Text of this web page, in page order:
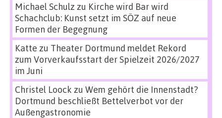
Michael Schulz zu Kirche wird Bar wird
Schachclub: Kunst setzt im SÖZ auf neue
Formen der Begegnung
Katte zu Theater Dortmund meldet Rekord
zum Vorverkaufsstart der Spielzeit 2026/2027
im Juni
Christel Loock zu Wem gehört die Innenstadt?
Dortmund beschließt Bettelverbot vor der
Außengastronomie